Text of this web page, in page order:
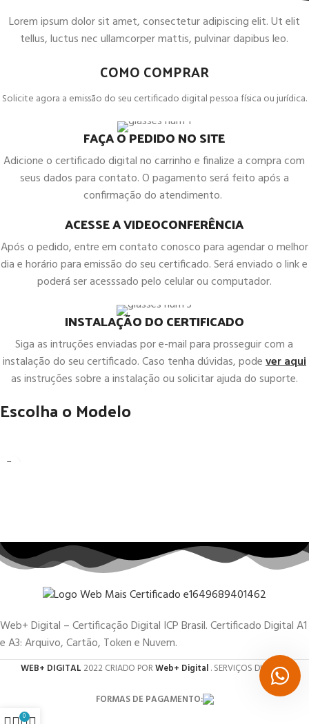
Lorem ipsum dolor sit amet, consectetur adipiscing elit. Ut elit
tellus, luctus nec ullamcorper mattis, pulvinar dapibus leo.
COMO COMPRAR
Solicite agora a emissão do seu certificado digital pessoa física ou jurídica.
FAÇA O PEDIDO NO SITE
Adicione o certificado digital no carrinho e finalize a compra com
seus dados para contato. O pagamento será feito após a
confirmação do atendimento.
ACESSE A VIDEOCONFERÊNCIA
Após o pedido, entre em contato conosco para agendar o melhor
dia e horário para emissão do seu certificado. Será enviado o link e
poderá ser acesssado pelo celular ou computador.
INSTALAÇÃO DO CERTIFICADO
Siga as intruções enviadas por e-mail para prosseguir com a
instalação do seu certificado. Caso tenha dúvidas, podever aqui
as instruções sobre a instalação ou solicitar ajuda do suporte.
Escolha o Modelo
Web+ Digital – Certificação Digital ICP Brasil. Certificado Digital A1
e A3: Arquivo, Cartão, Token e Nuvem.
WEB+ DIGITAL 2022 CRIADO PORWeb+ Digital. SERVIÇOS DIGITAIS.
FORMAS DE PAGAMENTO:
0